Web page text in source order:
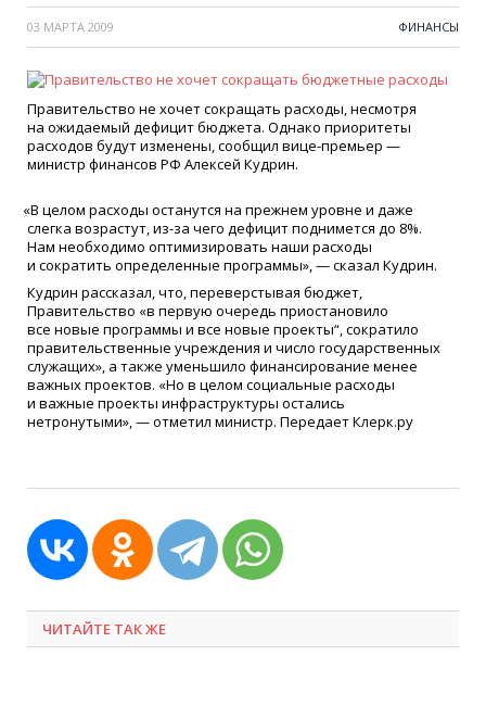
03 МАРТА 2009 ФИНАНСЫ
Правительство не хочет сокращать расходы, несмотря
на ожидаемый дефицит бюджета. Однако приоритеты
расходов будут изменены, сообщил вице-премьер —
министр финансов РФ Алексей Кудрин.
«В целом расходы останутся на прежнем уровне и даже
слегка возрастут, из-за чего дефицит поднимется до 8%.
Нам необходимо оптимизировать наши расходы
и сократить определенные программы», — сказал Кудрин.
Кудрин рассказал, что, переверстывая бюджет,
Правительство «в первую очередь приостановило
все новые программы и все новые проекты“, сократило
правительственные учреждения и число государственных
служащих», а также уменьшило финансирование менее
важных проектов. «Но в целом социальные расходы
и важные проекты инфраструктуры остались
нетронутыми», — отметил министр. Передает Клерк.ру
ЧИТАЙТЕ ТАК ЖЕ